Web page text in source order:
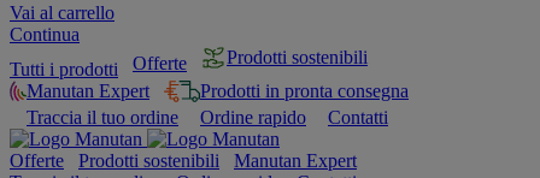
Vai al carrello
Continua
Tutti i prodotti
Offerte
Prodotti sostenibili
Manutan Expert
Prodotti in pronta consegna
Traccia il tuo ordine
Ordine rapido Contatti
Offerte Prodotti sostenibili
Manutan Expert